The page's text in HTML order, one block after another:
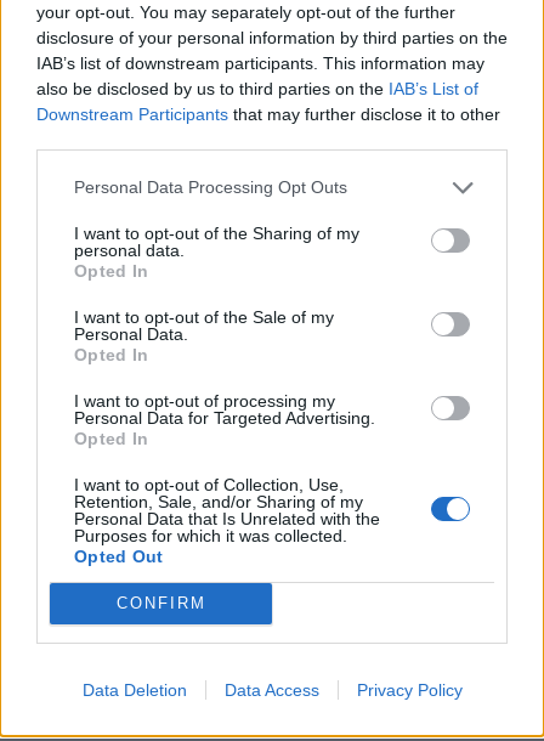
your opt-out. You may separately opt-out of the further
disclosure of your personal information by third parties on the
IAB’s list of downstream participants. This information may
also be disclosed by us to third parties on the IAB’s List of
Downstream Participants that may further disclose it to other
Personal Data Processing Opt Outs
I want to opt-out of the Sharing of my
personal data.
Opted In
I want to opt-out of the Sale of my
Personal Data.
Opted In
I want to opt-out of processing my
Personal Data for Targeted Advertising.
Opted In
I want to opt-out of Collection, Use,
Retention, Sale, and/or Sharing of my
Personal Data that Is Unrelated with the
Purposes for which it was collected.
Opted Out
CONFIRM
Data Deletion Data Access Privacy Policy
informati meglio sul web.... 😎
5
14 Marzo 2020 alle ore 15:35
·Ti stimo· Rispondi
non gravare sulla sanità e quarantena x ora
si aspettano misure contenitive più serie e
probabilmente da quella dopo scuole chiuse etc.
Se è la cosa giusta o no, non mi esprimo.
Io, speriamo che me la cavo😊
14 Marzo 2020 alle ore 16:23
Maxmari:
il governo italiano ha sottovalutato il
succede cosa aspettano a porre rimedi efficaci.far la
fine dell'italia sapendo come andrà a finire è da
coglioni.inglesi e francesi a sfottere noi italiani...fate la
nostra fine e poi vedremo chi sfotte chi
14 Marzo 2020 alle ore 16:28
·Ti stimo·Rispondi
tired Lucciola te le cavi per forza 😊